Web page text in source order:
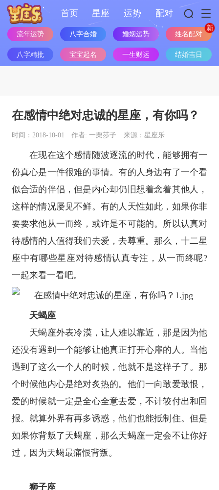
首页 星座 运势 配对
流年运势 八字合婚 婚姻运势 姓名配对
八字精批 宝宝起名 一生财运 结婚吉日
在感情中绝对忠诚的星座，有你吗？
时间：2018-10-01 作者: 一栗莎子 来源：星座乐
在现在这个感情随波逐流的时代，能够拥有一
份真心是一件很难的事情。有的人身边有了一个看
似合适的伴侣，但是内心却仍旧想着念着其他人，
这样的情况屡见不鲜。有的人天性如此，如果你非
要要求他从一而终，或许是不可能的。所以认真对
待感情的人值得我们去爱，去尊重。那么， 十二星
座中有哪些星座对待感情认真专注，从一而终呢?
一起来看一看吧。
天蝎座
天蝎座外表冷漠，让人难以靠近，那是因为他
还没有遇到一个能够让他真正打开心扉的人。当他
遇到了这么一个人的时候，他就不是这样子了。那
个时候他内心是绝对炙热的。他们一向敢爱敢恨，
爱的时候就一定是全心全意去爱，不计较付出和回
报。就算外界有再多诱惑，他们也能抵制住。但是
如果你背叛了天蝎座，那么天蝎座一定会不让你好
过，因为天蝎最痛恨背叛。
狮子座